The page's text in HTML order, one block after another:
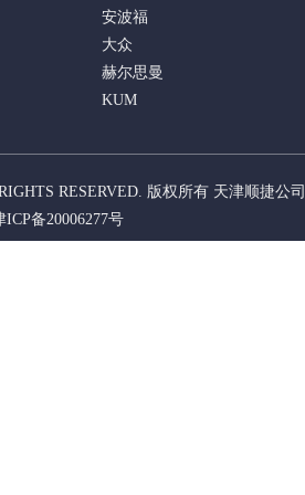
安波福
大众
赫尔思曼
KUM
ICP备20006277号
RESERVED. 版权所有 天津顺捷公司